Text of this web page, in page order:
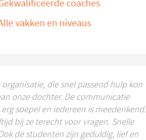
coaches
vakken en niveaus
organisatie, die snel passend hulp kon
onze dochter. De communicatie
soepel en iedereen is meedenkend.
bij ze terecht voor vragen. Snelle
de studenten zijn geduldig, lief en